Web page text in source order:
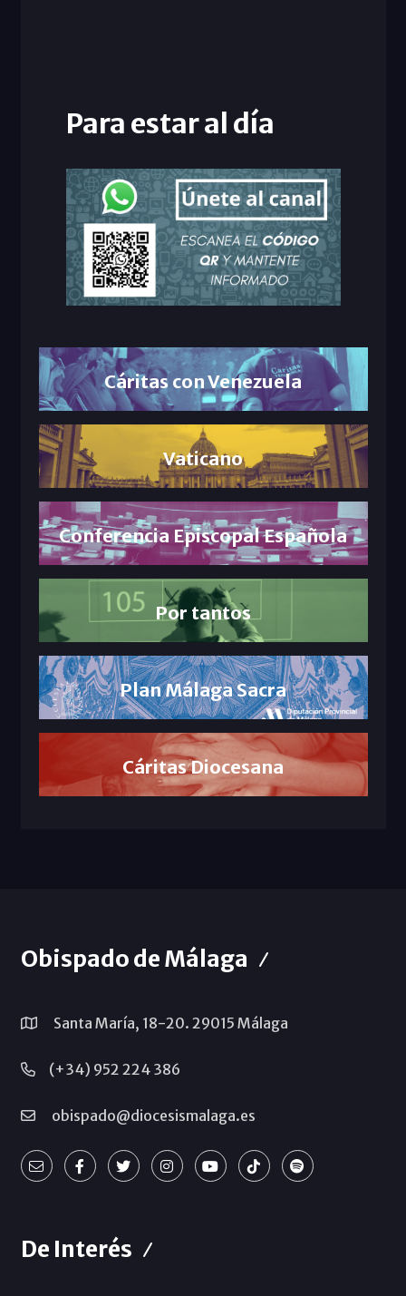
Para estar al día
Cáritas con Venezuela
Vaticano
Conferencia Episcopal Española
Por tantos
Plan Málaga Sacra
Cáritas Diocesana
Obispado de Málaga
Santa María, 18-20. 29015 Málaga
(+34) 952 224 386
obispado@diocesismalaga.es
De Interés